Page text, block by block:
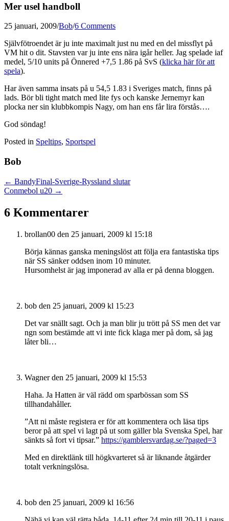
Mer usel handboll
25 januari, 2009/Bob/6 Comments
Självfötroendet är ju inte maximalt just nu med en del missflyt på
VM hit o dit. Stavsten var ju inte ens nära igår heller. Jag spelade iaf
medel, 5/10 units på Önnered +7,5 1.86 på SvS (klicka här för att
spela).
Har även samma insats på u 54,5 1.83 i Sveriges match, finns på
lads. Bör bli tight match med lite fys och kanske Jernemyr kan
plocka ner sin klubbkompis Nagy, om han ens får lira förstås….
God söndag!
Posted in Speltips, Sportspel
Bob
Posts
navigation
← BandyFinal-Sverige-Ryssland slutar
Conmebol u20 →
6 Kommentarer
brollan00 den 25 januari, 2009 kl 15:18
Börja kännas ganska meningslöst att följa era fantastiska tips
när SS sänker oddsen inom 10 minuter.
Hursomhelst är jag imponerad av alla er på denna bloggen.
bob den 25 januari, 2009 kl 15:23
Det var snällt sagt. Och ja man blir ju trött på SS men det var
ngn som bestämde att vi inte fick klaga mer på dom, så jag
låter bli…
Wagner den 25 januari, 2009 kl 15:53
Haha. Ja Hatten är väl rädd om sparbössan som SS
tillhandahåller.
”Att ni måste registera er för att kommentera och läsa tips
beror på att spel vi lagt på ut som gäller bla Svenska Spel, har
sänkts så fort vi tipsar.” https://gamblersvardag.se/?paged=3
Med en direktlänk till högkvarteret så är liknande åtgärder
totalt verkningslösa.
bob den 25 januari, 2009 kl 16:56